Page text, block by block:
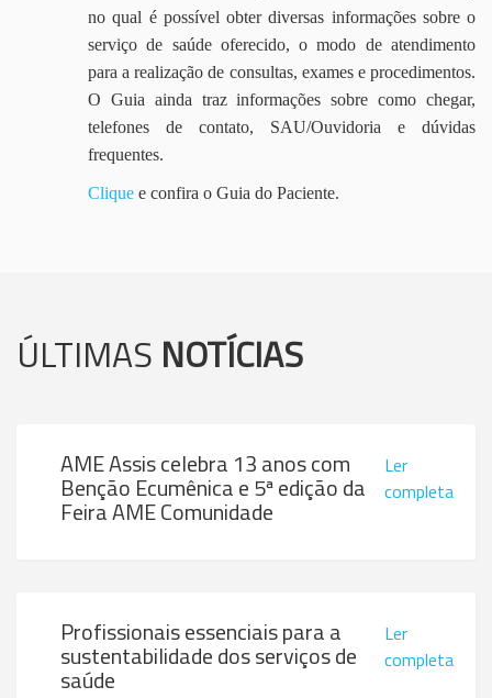
no qual é possível obter diversas informações sobre o
serviço de saúde oferecido, o modo de atendimento
para a realização de consultas, exames e procedimentos.
O Guia ainda traz informações sobre como chegar,
telefones de contato, SAU/Ouvidoria e dúvidas
frequentes.
Clique e confira o Guia do Paciente.
ÚLTIMAS NOTÍCIAS
AME Assis celebra 13 anos com
Benção Ecumênica e 5ª edição da
Feira AME Comunidade
Ler
completa
Profissionais essenciais para a
sustentabilidade dos serviços de
saúde
Ler
completa